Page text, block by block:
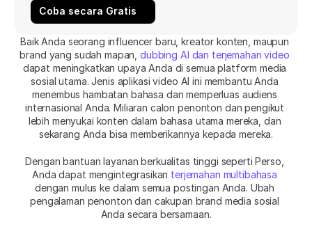
Coba secara Gratis
Baik Anda seorang influencer baru, kreator konten, maupun
brand yang sudah mapan, dubbing AI dan terjemahan video
dapat meningkatkan upaya Anda di semua platform media
sosial utama. Jenis aplikasi video AI ini membantu Anda
menembus hambatan bahasa dan memperluas audiens
internasional Anda. Miliaran calon penonton dan pengikut
lebih menyukai konten dalam bahasa utama mereka, dan
sekarang Anda bisa memberikannya kepada mereka.
Dengan bantuan layanan berkualitas tinggi seperti Perso,
Anda dapat mengintegrasikan terjemahan multibahasa
dengan mulus ke dalam semua postingan Anda. Ubah
pengalaman penonton dan cakupan brand media sosial
Anda secara bersamaan.